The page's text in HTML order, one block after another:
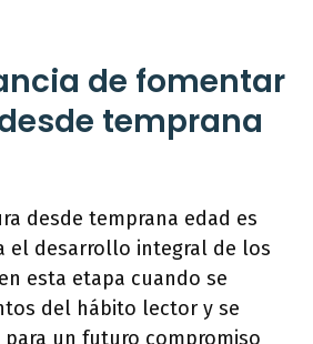
de fomentar
temprana
desde temprana edad es
el desarrollo integral de los
esta etapa cuando se
del hábito lector y se
un futuro compromiso